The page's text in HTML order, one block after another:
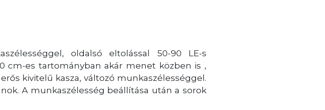
oldalsó eltolással 50-90 LE-s
cm-es tartományban akár menet közben is ,
kivitelű kasza, változó munkaszélességgel.
A munkaszélesség beállítása után a sorok